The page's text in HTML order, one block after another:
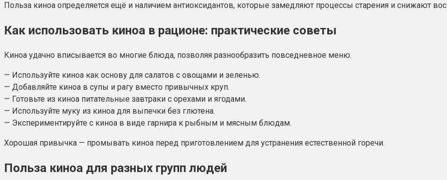
Польза киноа определяется ещё и наличием антиоксидантов, которые замедляют процессы старения и снижают
Как использовать киноа в рационе: практические советы
Киноа удачно вписывается во многие блюда, позволяя разнообразить повседневное меню.
— Используйте киноа как основу для салатов с овощами и зеленью.
— Добавляйте киноа в супы и рагу вместо привычных круп.
— Готовьте из киноа питательные завтраки с орехами и ягодами.
— Используйте муку из киноа для выпечки без глютена.
— Экспериментируйте с киноа в виде гарнира к рыбным и мясным блюдам.
Хорошая привычка — промывать киноа перед приготовлением для устранения естественной горечи.
Польза киноа для разных групп людей